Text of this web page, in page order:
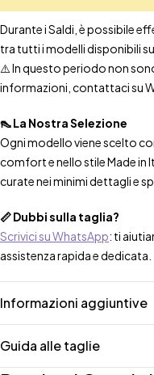
Durante i Saldi, è possibile
tra tutti i modelli disponibili
⚠️ In questo periodo non
informazioni, contattaci su
👠 La Nostra Selezione
Ogni modello viene scelto
comfort e nello stile Made in
curate nei minimi dettagli e
📏 Dubbi sulla taglia?
Scrivici su WhatsApp: ti
assistenza rapida e dedicata.
Informazioni aggiuntive
Guida alle taglie